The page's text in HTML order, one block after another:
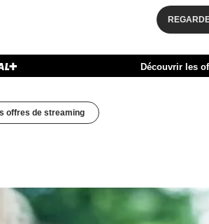
Découvrir les
offres de streaming